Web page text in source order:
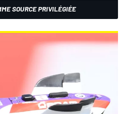
SOURCE PRIVILÉGIÉE